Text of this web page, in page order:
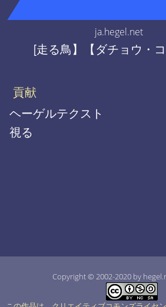
ja.hegel.net
[走る鳥】【ダチョウ・
貢献
ヘーゲルテクスト
視る
Copyright © 2002-2020 by